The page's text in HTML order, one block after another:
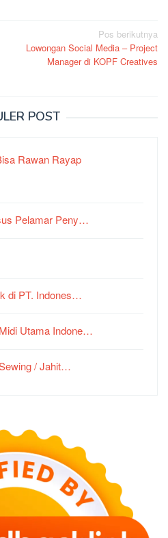
Pos berikutnya
Lowongan Social Media – Project
Manager di KOPF Creatives
POST
Rawan Rayap
Pelamar Peny…
di PT. Indones…
Utama Indone…
/ Jahit…